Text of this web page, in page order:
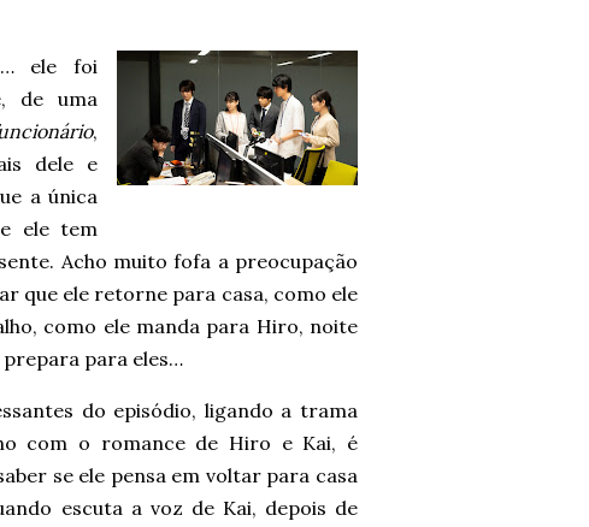
ele foi
de uma
,
dele e
a única
ele tem
Acho muito fofa a preocupação
que ele retorne para casa, como ele
como ele manda para Hiro, noite
para eles…
do episódio, ligando a trama
com o romance de Hiro e Kai, é
se ele pensa em voltar para casa
escuta a voz de Kai, depois de